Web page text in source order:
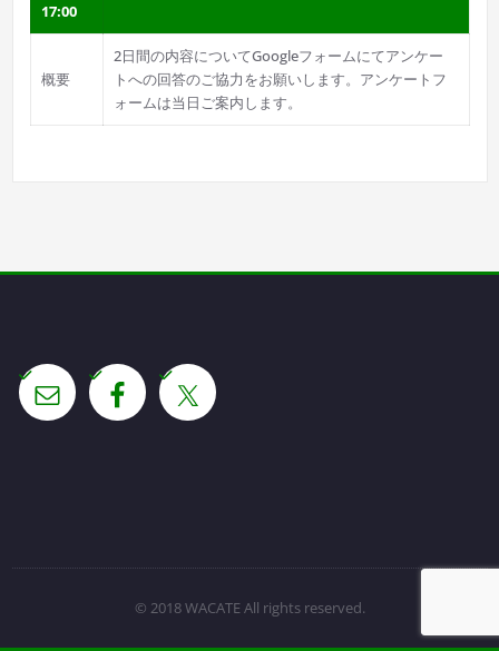
17:00
概要
2日間の内容についてGoogleフォームにてアンケー
トへの回答のご協力をお願いします。アンケートフ
ォームは当日ご案内します。
© 2018 WACATE All rights reserved.